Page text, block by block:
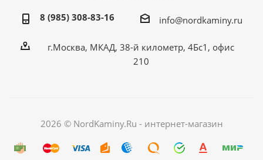
8 (985) 308-83-16 info@nordkaminy.ru
г.Москва, МКАД, 38-й километр, 4Бс1, офис
210
2026 © NordKaminy.Ru - интернет-магазин